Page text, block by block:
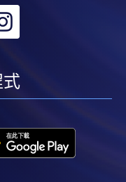
版本有任何歧義，一
微信支付
，以現金、「易
式